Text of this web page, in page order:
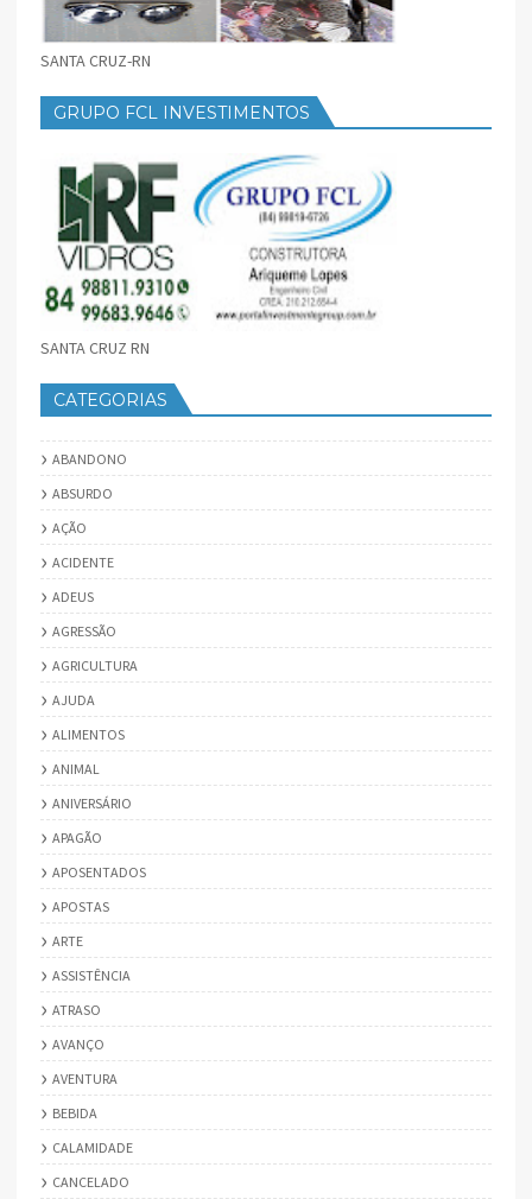
SANTA CRUZ-RN
GRUPO FCL INVESTIMENTOS
SANTA CRUZ RN
CATEGORIAS
ABANDONO
ABSURDO
AÇÃO
ACIDENTE
ADEUS
AGRESSÃO
AGRICULTURA
AJUDA
ALIMENTOS
ANIMAL
ANIVERSÁRIO
APAGÃO
APOSENTADOS
APOSTAS
ARTE
ASSISTÊNCIA
ATRASO
AVANÇO
AVENTURA
BEBIDA
CALAMIDADE
CANCELADO